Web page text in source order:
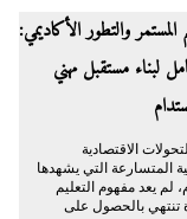
المستمر والتطور الأكاديمي:
لبناء مستقبل مهني
الاقتصادية
المتسارعة التي يشهدها
لم يعد مفهوم التعليم
تنتهي بالحصول على